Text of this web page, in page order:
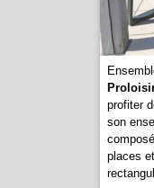
profiter
son
places